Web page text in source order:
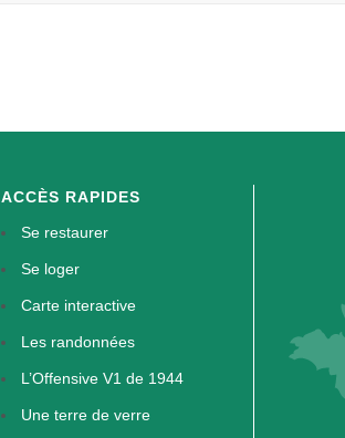
ACCÈS RAPIDES
Se restaurer
Se loger
Carte interactive
Les randonnées
L’Offensive V1 de 1944
Une terre de verre